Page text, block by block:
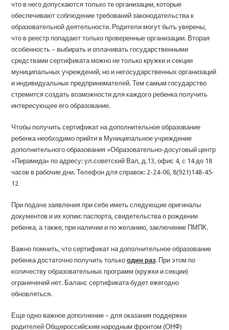
что в него допускаются только те организации, которые
обеспечивают соблюдение требований законодательства к
образовательной деятельности. Родители могут быть уверены,
что в реестр попадают только проверенные организации. Вторая
особенность – выбирать и оплачивать государственными
средствами сертификата можно не только кружки и секции
муниципальных учреждений, но и негосударственных организаций
и индивидуальных предпринимателей. Тем самым государство
стремится создать возможности для каждого ребенка получить
интересующее его образование.
Чтобы получить сертификат на дополнительное образование
ребенка необходимо прийти в Муниципальное учреждение
дополнительного образования «Образовательно-досуговый центр
«Пирамида» по адресу: ул.советский Вал, д.13, офис 4, с 14 до 18
часов в рабочие дни. Телефон для справок: 2-24-06, 8(921)148-45-
12
При подаче заявления при себе иметь следующие оригиналы
документов и их копии: паспорта, свидетельства о рождении
ребенка, а также, при наличии и по желанию, заключение ПМПК.
Важно помнить, что сертификат на дополнительное образование
ребенка достаточно получить толькоодин раз. При этом по
количеству образовательных программ (кружки и секции)
ограничений нет. Баланс сертификата будет ежегодно
обновляться.
Еще одно важное дополнение – для оказания поддержки
родителей Общероссийским народным фронтом (ОНФ)